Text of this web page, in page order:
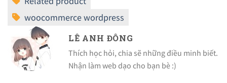
LÊ ANH ĐÔNG
Thích học hỏi, chia sẽ những điều minh biết.
Nhận làm web dạo cho bạn bè :)